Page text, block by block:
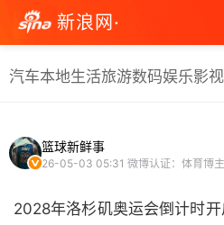
新浪网·
汽车本地生活旅游数码娱乐影视
篮球新鲜事
26-05-03 05:31 微博认证：体育博主
2028年洛杉矶奥运会倒计时